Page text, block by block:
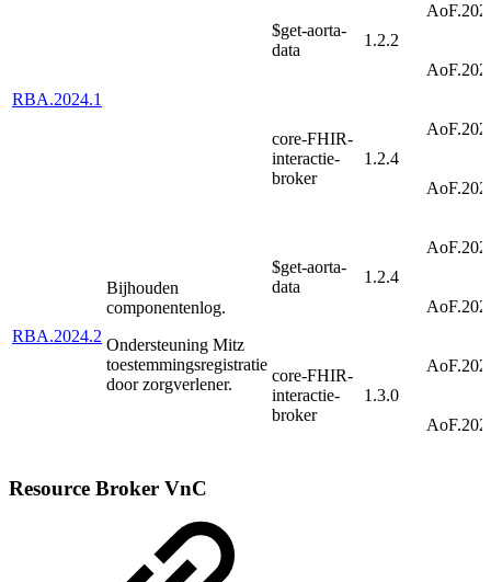
RBA.2024.1
$get-aorta-
data
1.2.2
core-FHIR-
interactie-
broker
1.2.4
RBA.2024.2
Bijhouden
componentenlog.
Ondersteuning Mitz
toestemmingsregistratie
door zorgverlener.
$get-aorta-
data
1.2.4
core-FHIR-
interactie-
broker
1.3.0
Resource Broker VnC